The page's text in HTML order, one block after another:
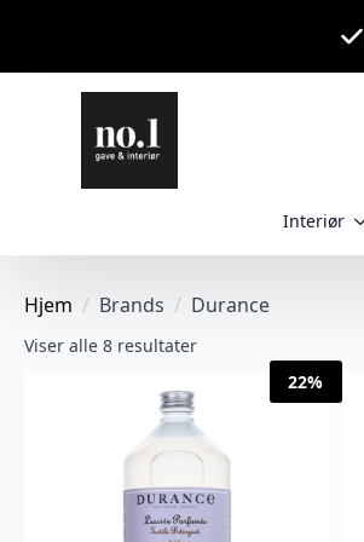
Interiør
Hjem Brands Durance
Viser alle 8 resultaterSortert
22%